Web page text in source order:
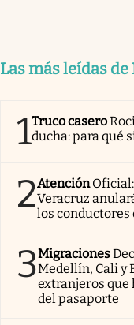
Las más leídas
1Truco casero
ducha: para qué
2Atención
Veracruz
los conductores
3Migraciones
Medellín, Cali y
extranjeros que
del pasaporte